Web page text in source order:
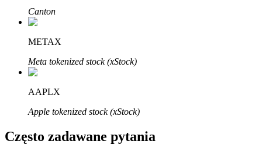
Canton
METAX
Meta tokenized stock (xStock)
AAPLX
Apple tokenized stock (xStock)
Często zadawane pytania